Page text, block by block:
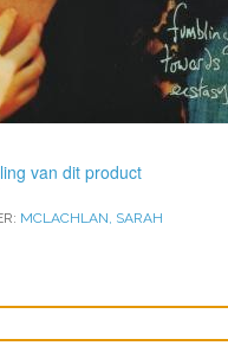
van dit product
MCLACHLAN, SARAH